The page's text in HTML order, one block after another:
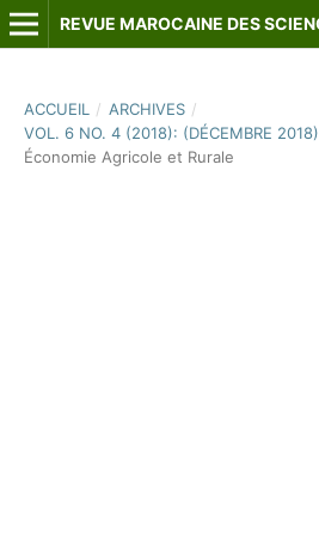
ACCUEIL / ARCHIVES /
VOL. 6 NO. 4 (2018): (DÉCEMBRE 2018)
Économie Agricole et Rurale